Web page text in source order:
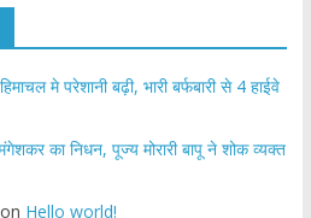
मे परेशानी बढ़ी, भारी बर्फबारी से 4 हाईवे
का निधन, पूज्य मोरारी बापू ने शोक व्यक्त
Hello world!